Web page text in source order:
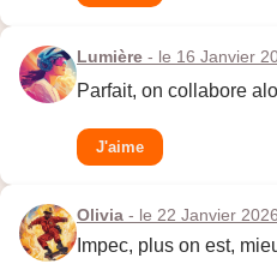
Lumière - le 16 Janvier
Parfait, on collabore
J'aime
Olivia - le 22 Janvier 2026
Impec, plus on est,